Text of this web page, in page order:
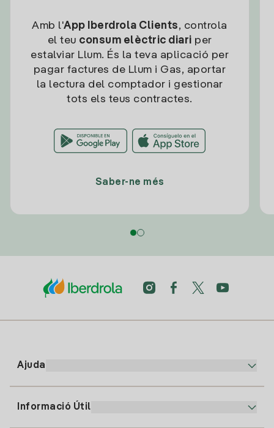
Amb l'App Iberdrola Clients, controla
el teu consum elèctric diari per
estalviar Llum. És la teva aplicació per
pagar factures de Llum i Gas, aportar
la lectura del comptador i gestionar
tots els teus contractes.
Saber-ne més
Ajuda
Informació Útil